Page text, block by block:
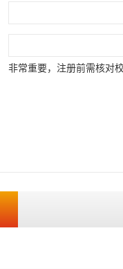
非常重要，注册前需核对